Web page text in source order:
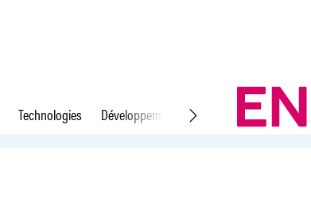
Technologies Développement durable Droit du travail